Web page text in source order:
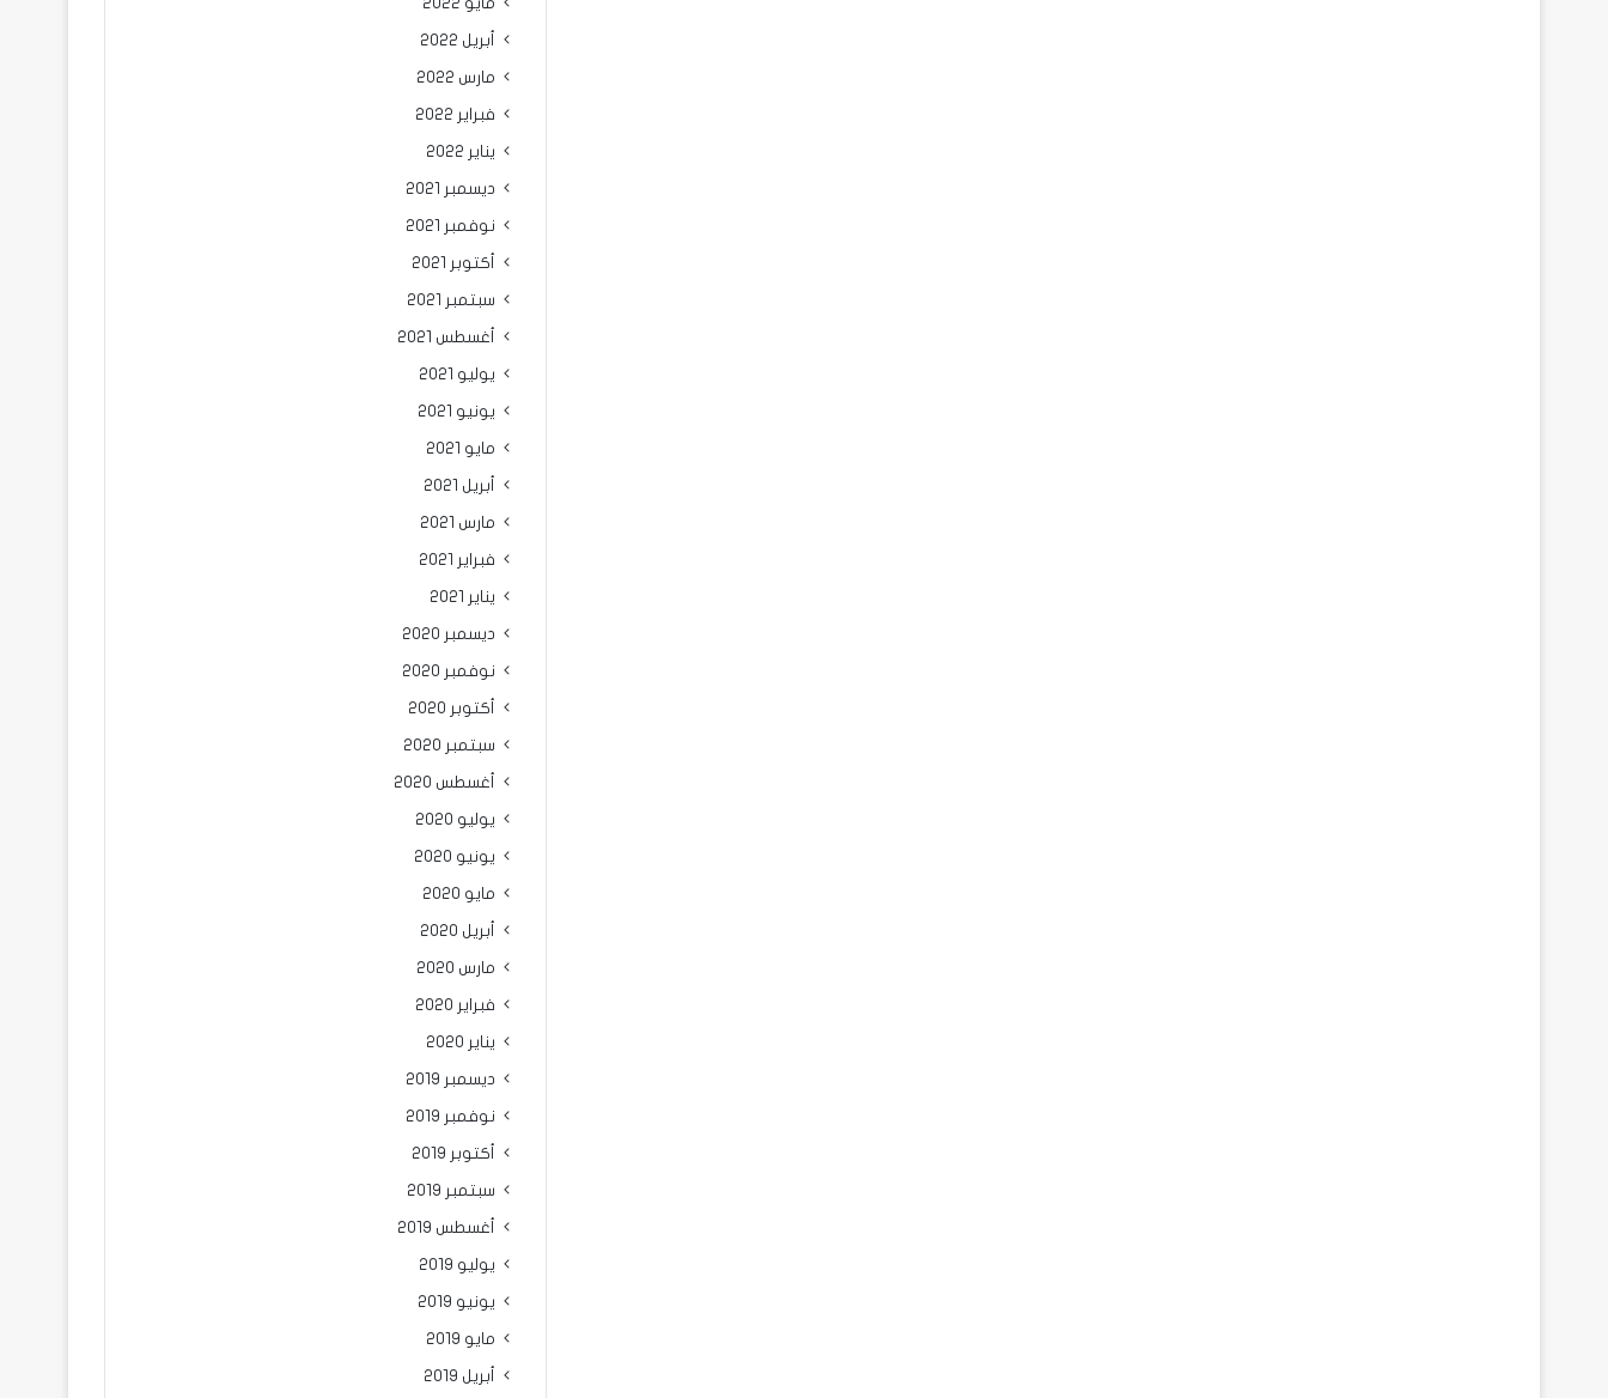
مايو 2022
أبريل 2022
مارس 2022
فبراير 2022
يناير 2022
ديسمبر 2021
نوفمبر 2021
أكتوبر 2021
سبتمبر 2021
أغسطس 2021
يوليو 2021
يونيو 2021
مايو 2021
أبريل 2021
مارس 2021
فبراير 2021
يناير 2021
ديسمبر 2020
نوفمبر 2020
أكتوبر 2020
سبتمبر 2020
أغسطس 2020
يوليو 2020
يونيو 2020
مايو 2020
أبريل 2020
مارس 2020
فبراير 2020
يناير 2020
ديسمبر 2019
نوفمبر 2019
أكتوبر 2019
سبتمبر 2019
أغسطس 2019
يوليو 2019
يونيو 2019
مايو 2019
أبريل 2019